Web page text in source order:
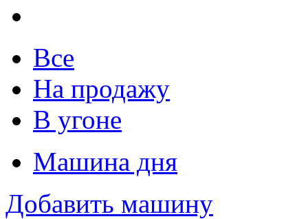
Все
На продажу
В угоне
Машина дня
Добавить машину